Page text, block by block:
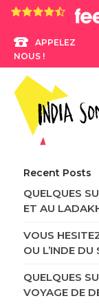
4.8 rating based
APPELEZ
NOUS !
Recent Posts
QUELQUES
ET AU
VOUS
OU L’INDE DU
QUELQUES
VOYAGE DE